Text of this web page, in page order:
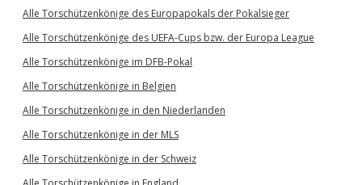
Alle Torschützenkönige des Europapokals der Pokalsieger
Alle Torschützenkönige des UEFA-Cups bzw. der Europa League
Alle Torschützenkönige im DFB-Pokal
Alle Torschützenkönige in Belgien
Alle Torschützenkönige in den Niederlanden
Alle Torschützenkönige in der MLS
Alle Torschützenkönige in der Schweiz